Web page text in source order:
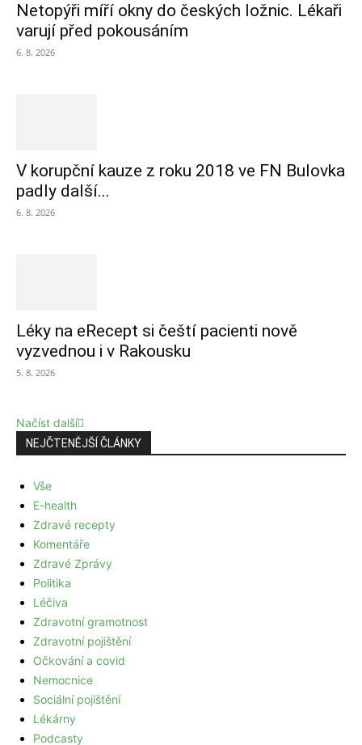
Netopýři míří okny do českých ložnic. Lékaři
varují před pokousáním
6. 8. 2026
V korupční kauze z roku 2018 ve FN Bulovka
padly další...
6. 8. 2026
Léky na eRecept si čeští pacienti nově
vyzvednou i v Rakousku
5. 8. 2026
Načíst další
NEJČTENĚJŠÍ ČLÁNKY
Vše
E-health
Zdravé recepty
Komentáře
Zdravé Zprávy
Politika
Léčiva
Zdravotní gramotnost
Zdravotní pojištění
Očkování a covid
Nemocnice
Sociální pojištění
Lékárny
Podcasty